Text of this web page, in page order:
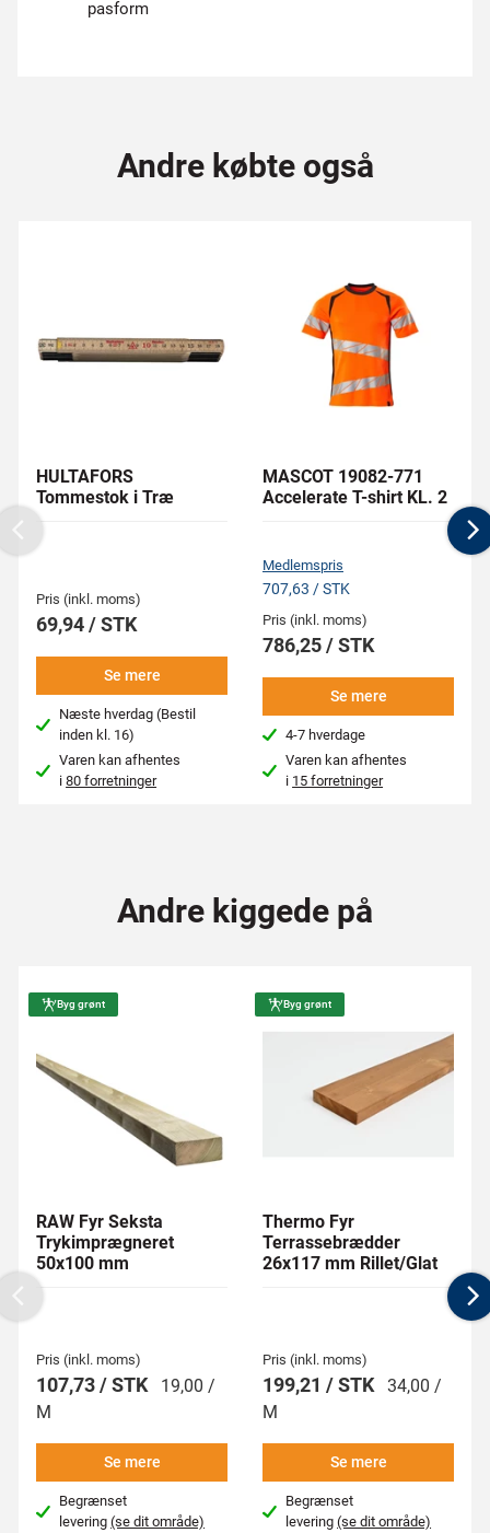
pasform
Andre købte også
HULTAFORS
Tommestok i Træ
Pris (inkl. moms)
69,94 / STK
Se mere
Næste hverdag (Bestil
inden kl. 16)
Varen kan afhentes
i80 forretninger
MASCOT 19082-771
Accelerate T-shirt KL. 2
Medlemspris
707,63 / STK
Pris (inkl. moms)
786,25 / STK
Se mere
4-7 hverdage
Varen kan afhentes
i 15 forretninger
Previous
Andre kiggede på
Byg grønt
RAW Fyr Seksta
Trykimprægneret
50x100 mm
Pris (inkl. moms)
107,73 / STK
19,00 /
M
Se mere
Begrænset
levering(se dit område)
Byg grønt
Thermo Fyr
Terrassebrædder
26x117 mm Rillet/Glat
Pris (inkl. moms)
199,21 / STK 34,00 /
M
Se mere
Begrænset
levering(se dit område)
Previous